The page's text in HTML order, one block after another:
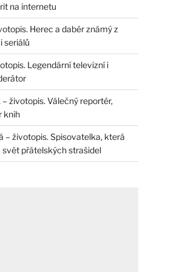
na internetu
Herec a dabér známý z
seriálů
Legendární televizní i
životopis. Válečný reportér,
knih
– životopis. Spisovatelka, která
přátelských strašidel